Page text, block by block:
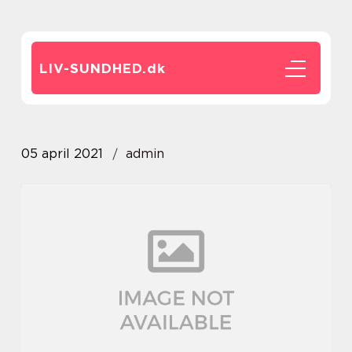
LIV-SUNDHED.dk
05 april 2021 admin